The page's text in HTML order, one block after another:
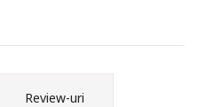
Review-uri